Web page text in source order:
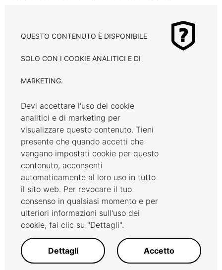
QUESTO CONTENUTO È DISPONIBILE
SOLO CON I COOKIE ANALITICI E DI
MARKETING.
Devi accettare l'uso dei cookie
analitici e di marketing per
visualizzare questo contenuto. Tieni
presente che quando accetti che
vengano impostati cookie per questo
contenuto, acconsenti
automaticamente al loro uso in tutto
il sito web. Per revocare il tuo
consenso in qualsiasi momento e per
ulteriori informazioni sull'uso dei
cookie, fai clic su "Dettagli".
Dettagli Accetto